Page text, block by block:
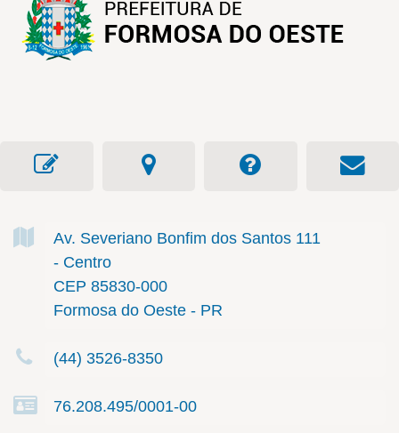
Av. Severiano Bonfim dos Santos 111
- Centro
CEP 85830-000
Formosa do Oeste - PR
(44) 3526-8350
76.208.495/0001-00